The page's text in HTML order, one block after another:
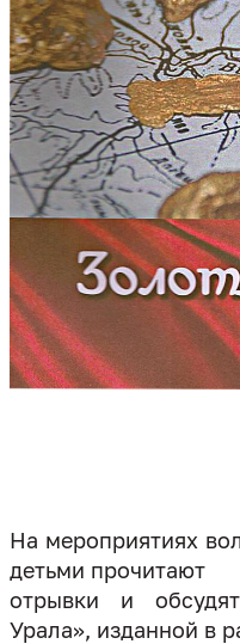
На мероприятиях
детьми прочитают
отрывки и
Урала», изданной в